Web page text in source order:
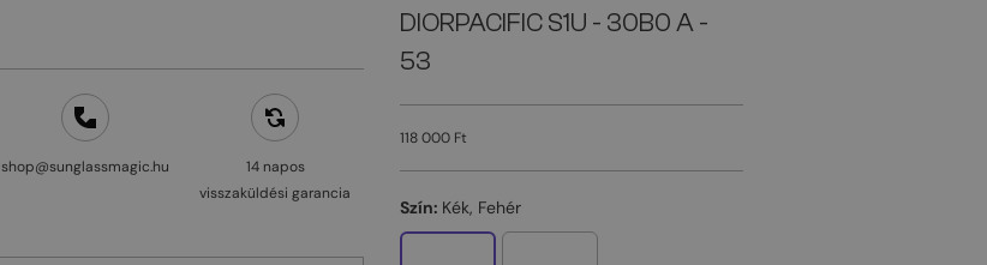
shop@sunglassmagic.hu
14 napos
visszaküldési garancia
DIORPACIFIC S1U - 30B0 A -
53
118 000 Ft
Szín: Kék, Fehér